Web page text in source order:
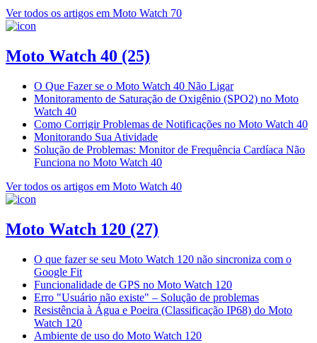
Ver todos os artigos em Moto Watch 70
Moto Watch 40 (25)
O Que Fazer se o Moto Watch 40 Não Ligar
Monitoramento de Saturação de Oxigênio (SPO2) no Moto
Watch 40
Como Corrigir Problemas de Notificações no Moto Watch 40
Monitorando Sua Atividade
Solução de Problemas: Monitor de Frequência Cardíaca Não
Funciona no Moto Watch 40
Ver todos os artigos em Moto Watch 40
Moto Watch 120 (27)
O que fazer se seu Moto Watch 120 não sincroniza com o
Google Fit
Funcionalidade de GPS no Moto Watch 120
Erro "Usuário não existe" – Solução de problemas
Resistência à Água e Poeira (Classificação IP68) do Moto
Watch 120
Ambiente de uso do Moto Watch 120